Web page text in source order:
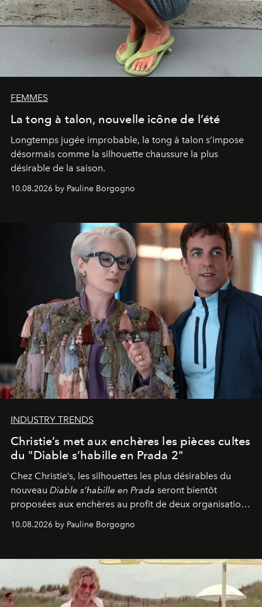
FEMMES
La tong à talon, nouvelle icône de l’été
Longtemps jugée improbable, la tong à talon s’impose
désormais comme la silhouette chaussure la plus
désirable de la saison.
10.08.2026 by Pauline Borgogno
INDUSTRY TRENDS
Christie’s met aux enchères les pièces cultes
du "Diable s’habille en Prada 2"
Chez Christie’s, les silhouettes les plus désirables du
nouveau Diable s’habille en Prada seront bientôt
proposées aux enchères au profit de deux organisations
engagées pour la presse et la mode.
10.08.2026 by Pauline Borgogno